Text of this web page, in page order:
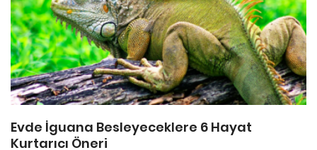
Evde İguana Besleyeceklere 6 Hayat
Kurtarıcı Öneri